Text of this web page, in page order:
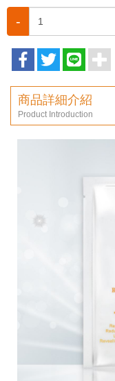
-
商品詳細介紹
Product Introduction